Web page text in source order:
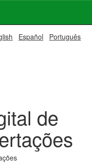
Español Português
de